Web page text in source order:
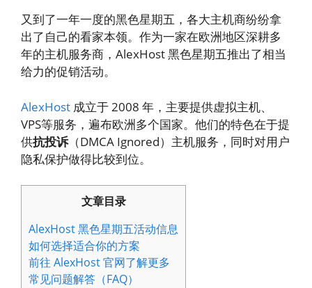
又到了一年一度的黑色星期五，各大主机商纷纷拿
出了自己的看家本领。作为一家在欧洲地区深耕多
年的主机服务商，AlexHost 黑色星期五推出了相当
给力的促销活动。
AlexHost 成立于 2008 年，主要提供虚拟主机、
VPS等服务，遍布欧洲多个国家。他们的特色在于提
供抗投诉（DMCA Ignored）主机服务，同时对用户
隐私保护做得比较到位。
文章目录
AlexHost 黑色星期五活动信息
如何选择适合你的方案
前往 AlexHost 官网了解更多
常见问题解答（FAQ）